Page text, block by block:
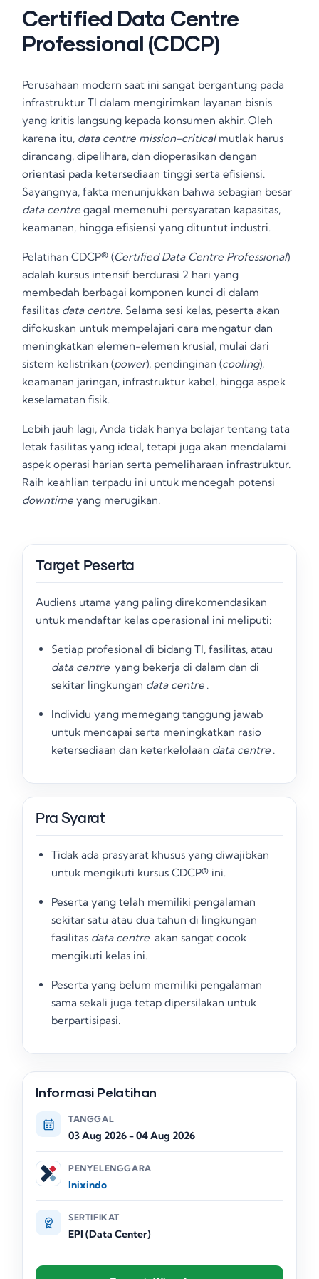
Certified Data Centre
Professional (CDCP)
Perusahaan modern saat ini sangat bergantung pada
infrastruktur TI dalam mengirimkan layanan bisnis
yang kritis langsung kepada konsumen akhir. Oleh
karena itu, data centre mission-criticalmutlak harus
dirancang, dipelihara, dan dioperasikan dengan
orientasi pada ketersediaan tinggi serta efisiensi.
Sayangnya, fakta menunjukkan bahwa sebagian besar
data centre gagal memenuhi persyaratan kapasitas,
keamanan, hingga efisiensi yang dituntut industri.
Pelatihan CDCP® (Certified Data Centre Professional)
adalah kursus intensif berdurasi 2 hari yang
membedah berbagai komponen kunci di dalam
fasilitas data centre. Selama sesi kelas, peserta akan
difokuskan untuk mempelajari cara mengatur dan
meningkatkan elemen-elemen krusial, mulai dari
sistem kelistrikan (power), pendinginan (cooling),
keamanan jaringan, infrastruktur kabel, hingga aspek
keselamatan fisik.
Lebih jauh lagi, Anda tidak hanya belajar tentang tata
letak fasilitas yang ideal, tetapi juga akan mendalami
aspek operasi harian serta pemeliharaan infrastruktur.
Raih keahlian terpadu ini untuk mencegah potensi
downtime yang merugikan.
Target Peserta
Audiens utama yang paling direkomendasikan
untuk mendaftar kelas operasional ini meliputi:
Setiap profesional di bidang TI, fasilitas, atau
data centre yang bekerja di dalam dan di
sekitar lingkungan data centre .
Individu yang memegang tanggung jawab
untuk mencapai serta meningkatkan rasio
ketersediaan dan keterkelolaan data centre .
Pra Syarat
Tidak ada prasyarat khusus yang diwajibkan
untuk mengikuti kursus CDCP® ini.
Peserta yang telah memiliki pengalaman
sekitar satu atau dua tahun di lingkungan
fasilitas data centre akan sangat cocok
mengikuti kelas ini.
Peserta yang belum memiliki pengalaman
sama sekali juga tetap dipersilakan untuk
berpartisipasi.
Informasi Pelatihan
TANGGAL
03 Aug 2026-04 Aug 2026
PENYELENGGARA
Inixindo
SERTIFIKAT
EPI (Data Center)